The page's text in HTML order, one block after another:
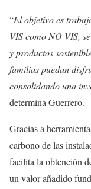
“El objetivo es
VIS como NO VIS,
y productos
familias puedan
consolidando una
determina Guerrero.
Gracias a
carbono de las
facilita la obtención
un valor añadido